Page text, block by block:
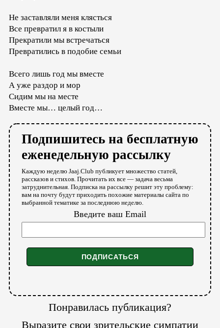
Не заставляли меня клясться
Все превратил я в костыли
Прекратили мы встречаться
Превратились в подобие семьи
Всего лишь год мы вместе
А уже раздор и мор
Сидим мы на месте
Вместе мы… целый год…
Подпишитесь на бесплатную
еженедельную рассылку
Каждую неделю Jaaj.Club публикует множество статей,
рассказов и стихов. Прочитать их все — задача весьма
затруднительная. Подписка на рассылку решит эту проблему:
вам на почту будут приходить похожие материалы сайта по
выбранной тематике за последнюю неделю.
Введите ваш Email
Понравилась публикация?
Выразите свои зрительские симпатии